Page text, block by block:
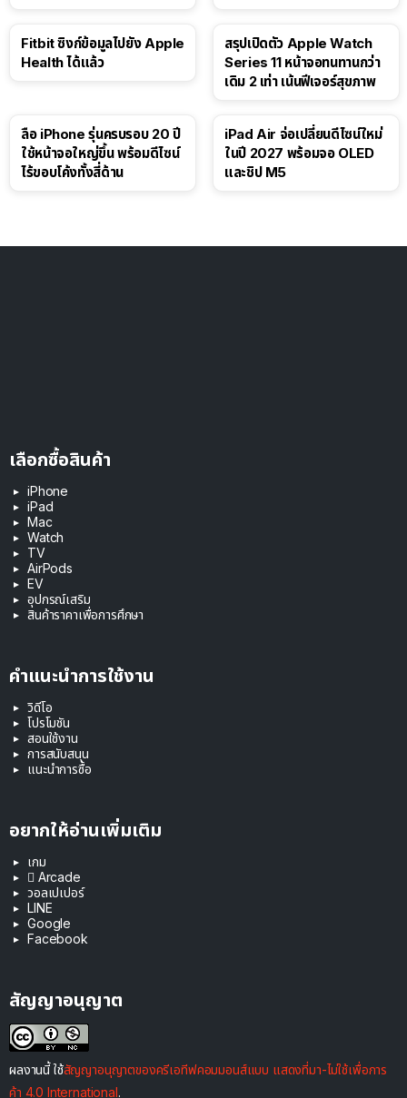
Fitbit ซิงก์ข้อมูลไปยัง Apple
Health ได้แล้ว
สรุปเปิดตัว Apple Watch
Series 11 หน้าจอทนทานกว่า
เดิม 2 เท่า เน้นฟีเจอร์สุขภาพ
ลือ iPhone รุ่นครบรอบ 20 ปี
ใช้หน้าจอใหญ่ขึ้น พร้อมดีไซน์
ไร้ขอบโค้งทั้งสี่ด้าน
iPad Air จ่อเปลี่ยนดีไซน์ใหม่
ในปี 2027 พร้อมจอ OLED
และชิป M5
เลือกซื้อสินค้า
iPhone
iPad
Mac
Watch
TV
AirPods
EV
อุปกรณ์เสริม
สินค้าราคาเพื่อการศึกษา
คำแนะนำการใช้งาน
วิดีโอ
โปรโมชัน
สอนใช้งาน
การสนับสนุน
แนะนำการซื้อ
อยากให้อ่านเพิ่มเติม
เกม
 Arcade
วอลเปเปอร์
LINE
Google
Facebook
สัญญาอนุญาต
ผลงานนี้ ใช้สัญญาอนุญาตของครีเอทีฟคอมมอนส์แบบ แสดงที่มา-ไม่ใช้เพื่อการ
ค้า 4.0 International.